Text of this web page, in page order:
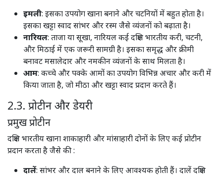
इमली: इसका उपयोग खाना बनाने और चटनियों में बहुत होता है।
इसका खट्टा स्वाद सांभर और रस्म जैसे व्यंजनों को बढ़ाता है। ​
नारियल: ताजा या सूखा, नारियल कई दक्षिण भारतीय करी, चटनी,
और मिठाई में एक जरूरी सामग्री है। इसका समृद्ध और क्रीमी
बनावट मसालेदार और नमकीन व्यंजनों के साथ मिलता है। ​
आम: कच्चे और पक्के आमों का उपयोग विभिन्न अचार और करी में
किया जाता है, जो मीठा और खट्टा स्वाद प्रदान करते हैं। ​
2.3. प्रोटीन और डेयरी
प्रमुख प्रोटीन
दक्षिण भारतीय खाना शाकाहारी और मांसाहारी दोनों के लिए कई प्रोटीन
प्रदान करता है जैसे की :
दालें: सांभर और दाल बनाने के लिए आवश्यक होती हैं। दालें दक्षिण